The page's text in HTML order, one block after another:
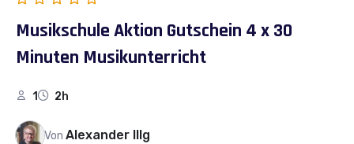
Musikschule Aktion Gutschein 4 x 30
Minuten Musikunterricht
1 2h
Von Alexander Illg